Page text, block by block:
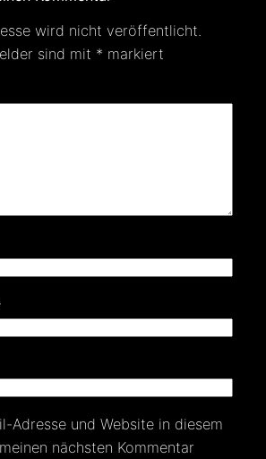
wird nicht veröffentlicht.
sind mit * markiert
Adresse und Website in diesem
nächsten Kommentar